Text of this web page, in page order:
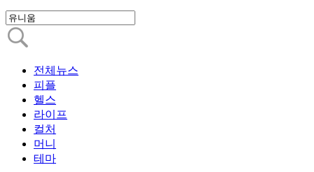
전체뉴스
피플
헬스
라이프
컬처
머니
테마